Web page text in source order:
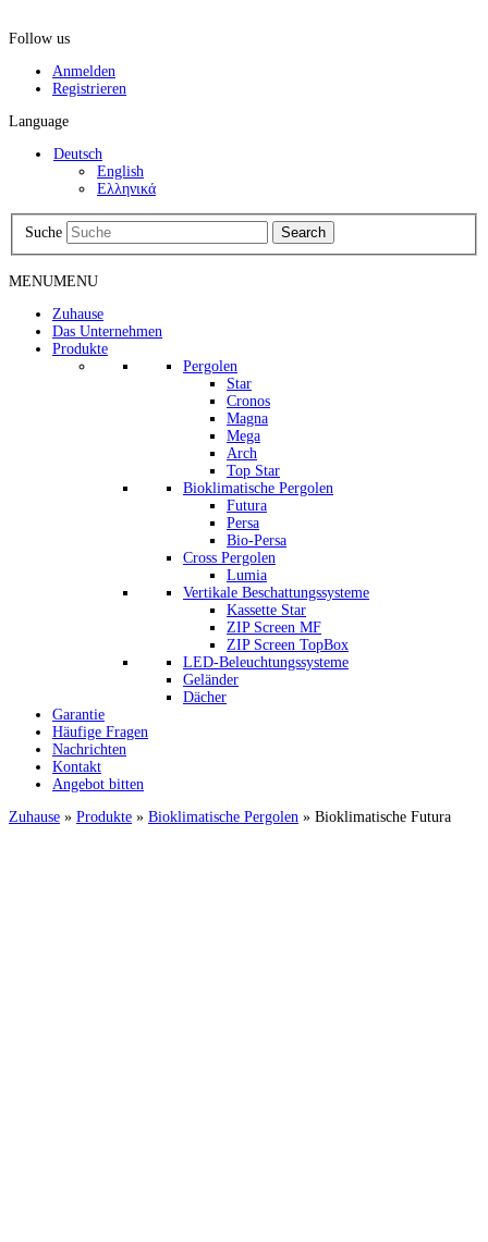
Follow us
Anmelden
Registrieren
Language
Deutsch
English
Ελληνικά
Suche Search
MENUMENU
Zuhause
Das Unternehmen
Produkte
Pergolen
Star
Cronos
Magna
Mega
Arch
Top Star
Bioklimatische Pergolen
Futura
Persa
Bio-Persa
Cross Pergolen
Lumia
Vertikale Beschattungssysteme
Kassette Star
ZIP Screen MF
ΖIP Screen TopBox
LED-Beleuchtungssysteme
Geländer
Dächer
Garantie
Häufige Fragen
Nachrichten
Kontakt
Angebot bitten
Zuhause » Produkte » Bioklimatische Pergolen » Bioklimatische Futura